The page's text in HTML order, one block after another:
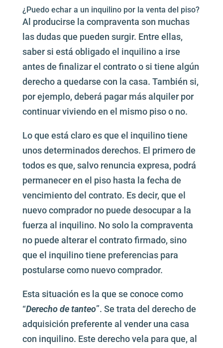
¿Puedo echar a un inquilino por la venta del piso?
Al producirse la compraventa son muchas
las dudas que pueden surgir. Entre ellas,
saber si está obligado el inquilino a irse
antes de finalizar el contrato o si tiene algún
derecho a quedarse con la casa. También si,
por ejemplo, deberá pagar más alquiler por
continuar viviendo en el mismo piso o no.
Lo que está claro es que el inquilino tiene
unos determinados derechos. El primero de
todos es que, salvo renuncia expresa, podrá
permanecer en el piso hasta la fecha de
vencimiento del contrato. Es decir, que el
nuevo comprador no puede desocupar a la
fuerza al inquilino. No solo la compraventa
no puede alterar el contrato firmado, sino
que el inquilino tiene preferencias para
postularse como nuevo comprador.
Esta situación es la que se conoce como
“Derecho de tanteo”. Se trata del derecho de
adquisición preferente al vender una casa
con inquilino. Este derecho vela para que, al